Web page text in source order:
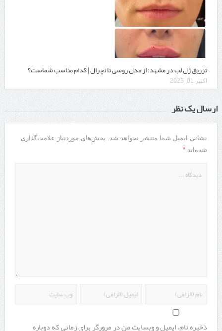
تزریق ژل لب در مشهد: از مدل روسی تا نچرال | کدام مناسب شماست؟
اکتبر 01, 2025
ارسال یک نظر
نشانی ایمیل شما منتشر نخواهد شد.
بخش‌های موردنیاز علامت‌گذاری
شده‌اند *
ذخیره نام، ایمیل و وبسایت من در مرورگر برای زمانی که دوباره